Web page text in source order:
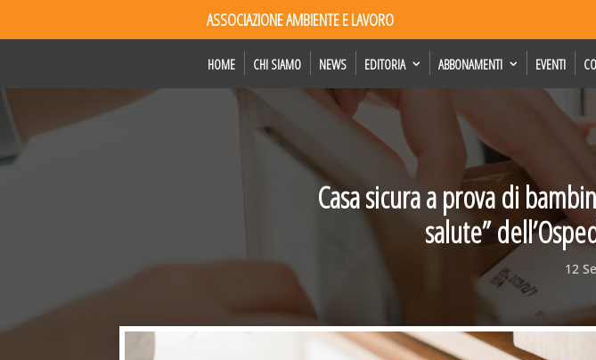
ASSOCIAZIONE AMBIENTE E LAVORO
HOME CHI SIAMO NEWS EDITORIA ABBONAMENTI EVENTI
Casa sicura a prova di
salute”
12